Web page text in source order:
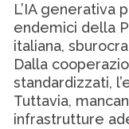
L’IA generativa
endemici della
italiana,
Dalla
standardizzati,
Tuttavia,
infrastrutture